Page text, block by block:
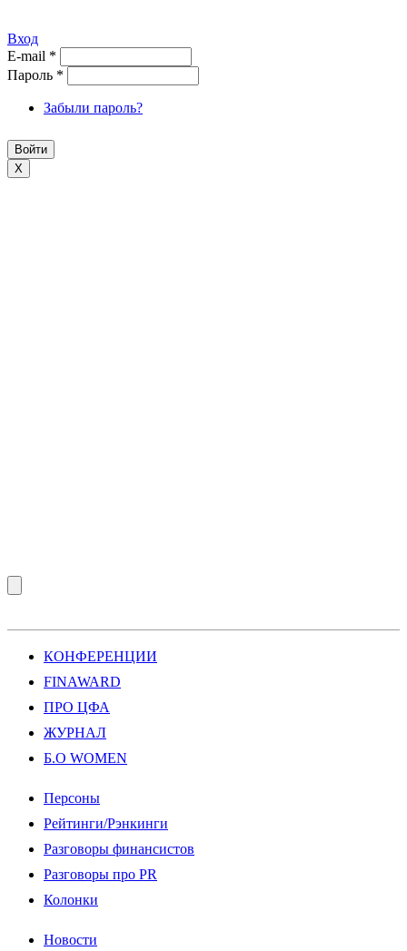
Вход
E-mail *
Пароль *
Забыли пароль?
X
КОНФЕРЕНЦИИ
FINAWARD
ПРО ЦФА
ЖУРНАЛ
Б.О WOMEN
Персоны
Рейтинги/Рэнкинги
Разговоры финансистов
Разговоры про PR
Колонки
Новости